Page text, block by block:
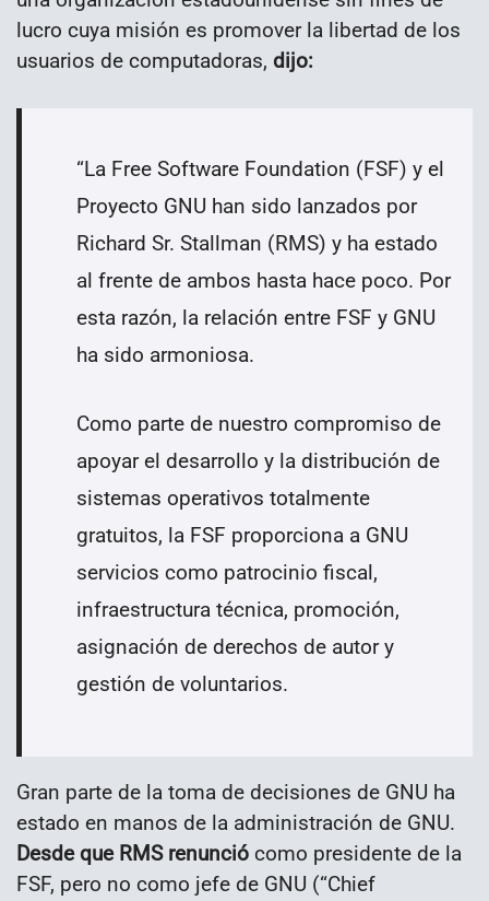
lucro cuya misión es promover la libertad de los
usuarios de computadoras, dijo:
“La Free Software Foundation (FSF) y el
Proyecto GNU han sido lanzados por
Richard Sr. Stallman (RMS) y ha estado
al frente de ambos hasta hace poco. Por
esta razón, la relación entre FSF y GNU
ha sido armoniosa.
Como parte de nuestro compromiso de
apoyar el desarrollo y la distribución de
sistemas operativos totalmente
gratuitos, la FSF proporciona a GNU
servicios como patrocinio fiscal,
infraestructura técnica, promoción,
asignación de derechos de autor y
gestión de voluntarios.
Gran parte de la toma de decisiones de GNU ha
estado en manos de la administración de GNU.
Desde que RMS renunció como presidente de la
FSF, pero no como jefe de GNU (“Chief